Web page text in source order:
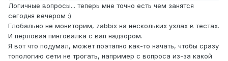
Логичные вопросы... теперь мне точно есть чем занятся
сегодня вечером :)
Глобально не мониторим, zabbix на нескольких узлах в тестах.
И перловая пинговалка с вап надзором.
Я вот что подумал, может поэтапно как-то начать, чтобы сразу
топологию сети не трогать, например с вопроса из-за какой